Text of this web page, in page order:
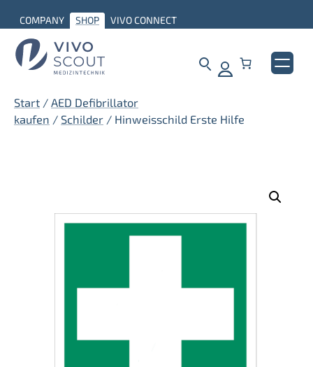
Inhalt
springen
COMPANY SHOP VIVO CONNECT
Start / AED Defibrillator
kaufen / Schilder / Hinweisschild Erste Hilfe